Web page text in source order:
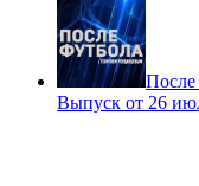
После
Выпуск от 26